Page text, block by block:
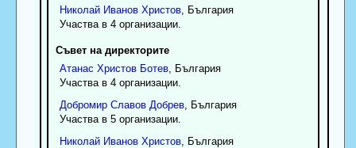
Николай Иванов Христов, България
Участва в 4 организации.
Съвет на директорите
Атанас Христов Ботев, България
Участва в 4 организации.
Добромир Славов Добрев, България
Участва в 5 организации.
Николай Иванов Христов, България